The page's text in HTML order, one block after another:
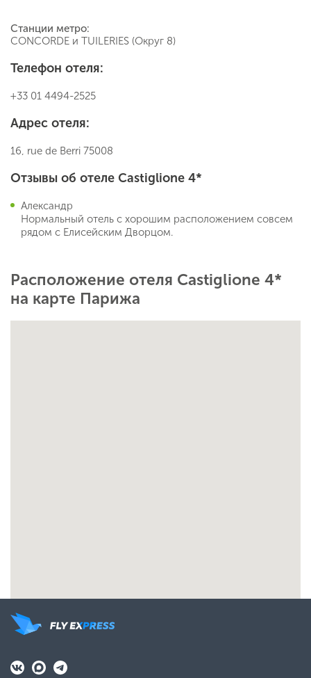
Станции метро:
CONCORDE и TUILERIES (Округ 8)
Телефон отеля:
+33 01 4494-2525
Адрес отеля:
16, rue de Berri 75008
Отзывы об отеле Castiglione 4*
Александр
Нормальный отель с хорошим расположением совсем
рядом с Елисейским Дворцом.
Расположение отеля Castiglione 4*
на карте Парижа